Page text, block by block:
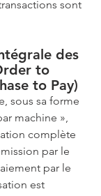
sont
des
to
to Pay)
sous sa forme
machine »,
complète
par le
par le
est